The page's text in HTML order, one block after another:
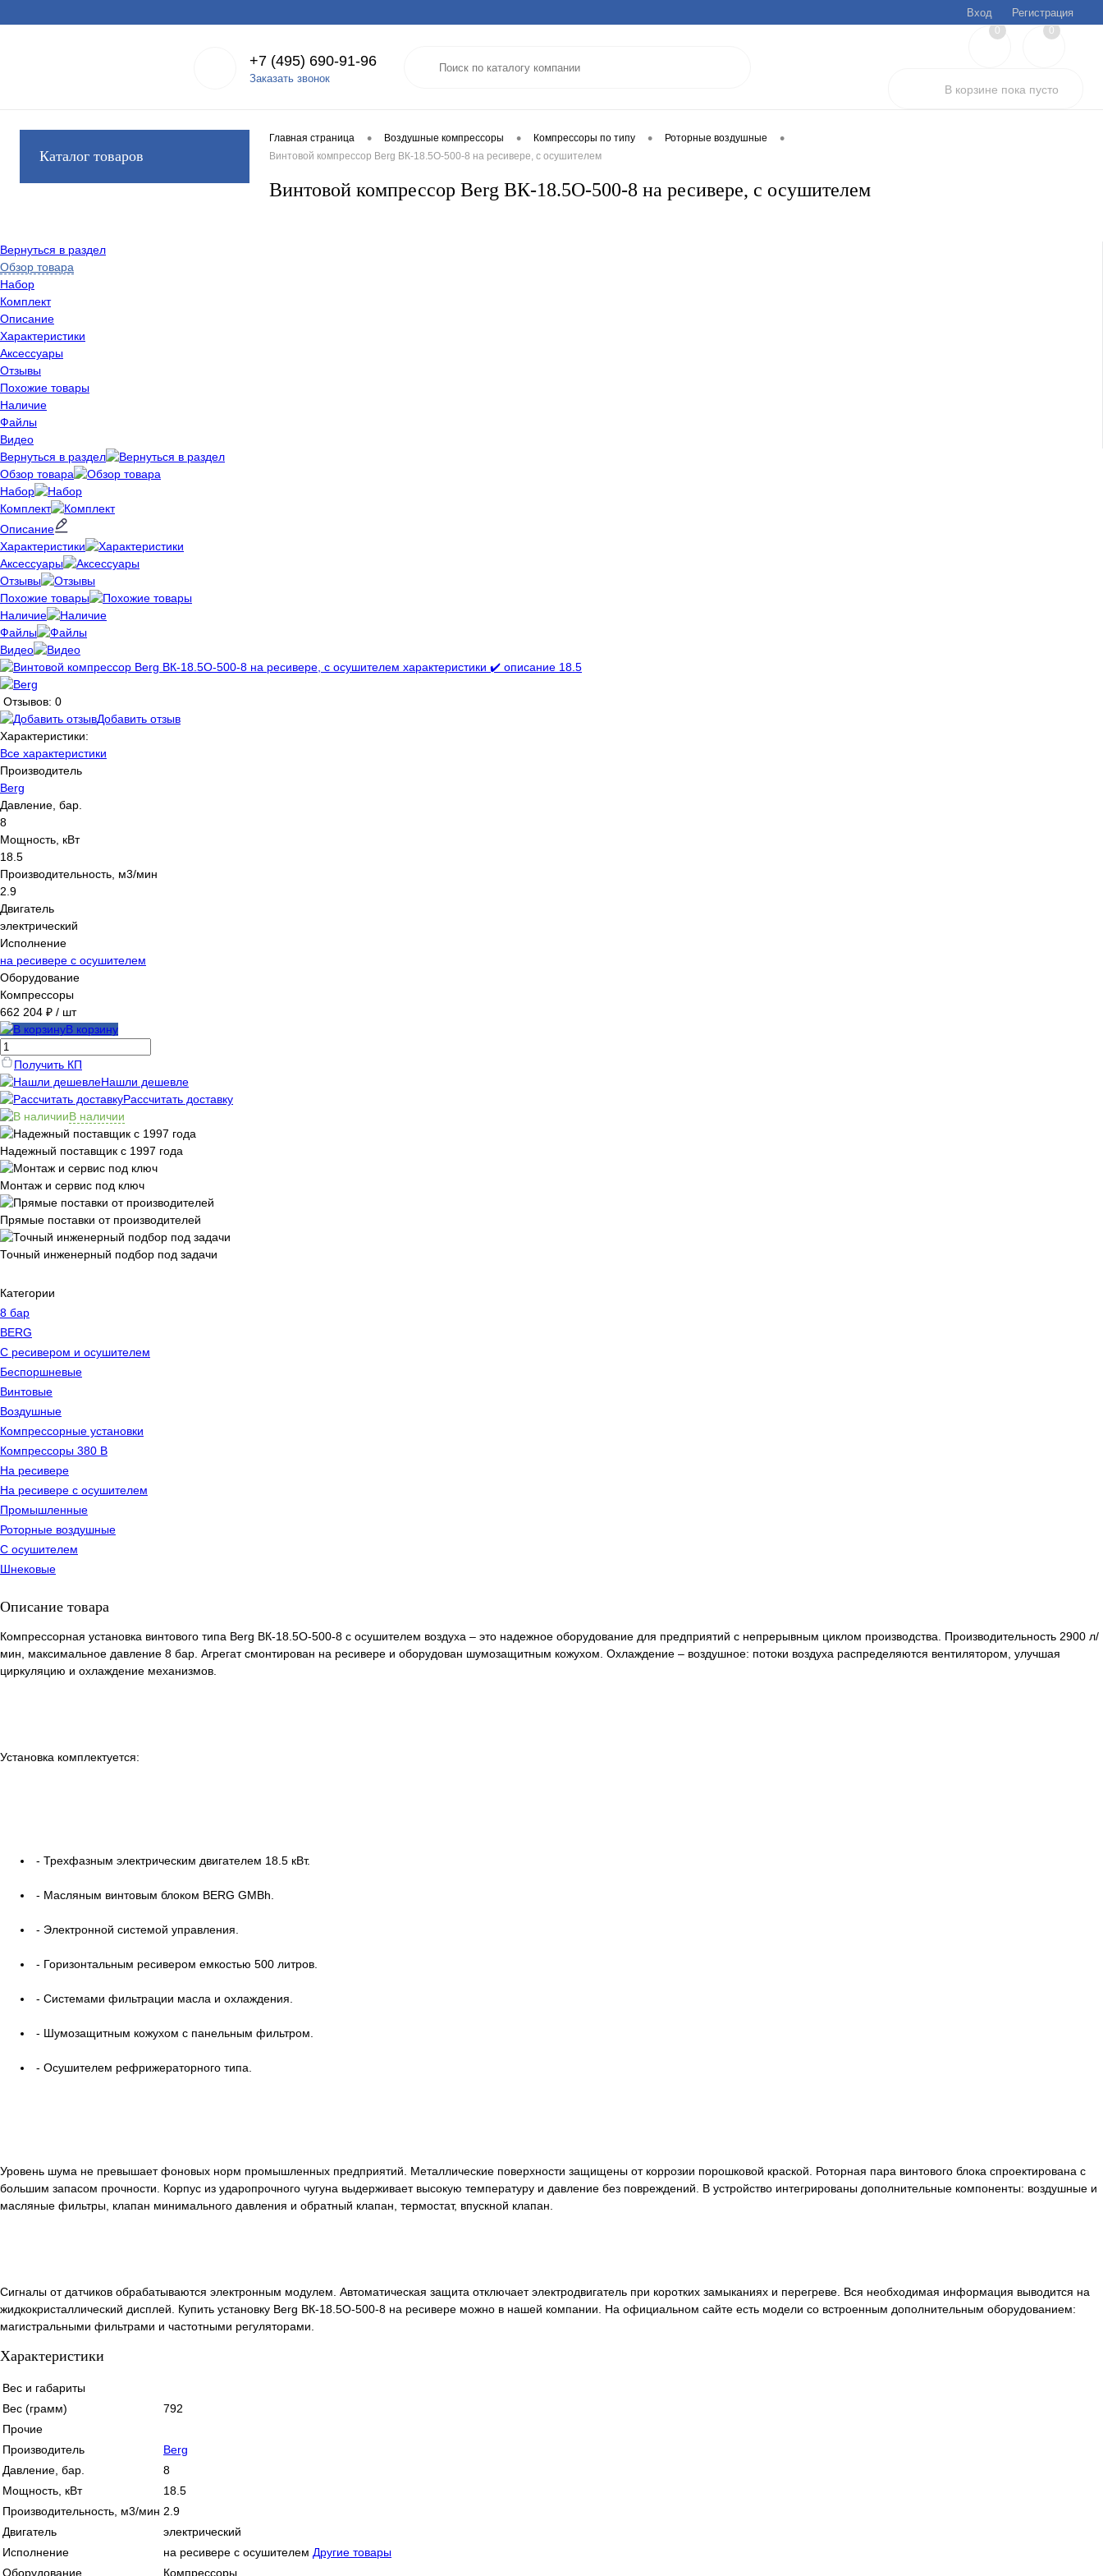
Вход Регистрация
+7 (495) 690-91-96
Заказать звонок
0 0
В корзине пока пусто
Каталог товаров
Главная страница • Воздушные компрессоры • Компрессоры по типу • Роторные воздушные •
Винтовой компрессор Berg ВК-18.5О-500-8 на ресивере, с осушителем
Винтовой компрессор Berg ВК-18.5О-500-8 на ресивере, с осушителем
Вернуться в раздел
Обзор товара
Набор
Комплект
Описание
Характеристики
Аксессуары
Отзывы
Похожие товары
Наличие
Файлы
Видео
Вернуться в раздел
Обзор товара
Набор
Комплект
Описание
Характеристики
Аксессуары
Отзывы
Похожие товары
Наличие
Файлы
Видео
Отзывов: 0
Добавить отзыв
Характеристики:
Все характеристики
Производитель
Berg
Давление, бар.
8
Мощность, кВт
18.5
Производительность, м3/мин
2.9
Двигатель
электрический
Исполнение
на ресивере с осушителем
Оборудование
Компрессоры
662 204 ₽ / шт
В корзину
Получить КП
Нашли дешевле
Рассчитать доставку
В наличии
Надежный поставщик с 1997 года
Монтаж и сервис под ключ
Прямые поставки от производителей
Точный инженерный подбор под задачи
Категории
8 бар
BERG
C ресивером и осушителем
Беспоршневые
Винтовые
Воздушные
Компрессорные установки
Компрессоры 380 В
На ресивере
На ресивере с осушителем
Промышленные
Роторные воздушные
С осушителем
Шнековые
Описание товара
Компрессорная установка винтового типа Berg ВК-18.5О-500-8 с осушителем воздуха – это надежное оборудование для предприятий с непрерывным циклом производства. Производительность 2900 л/
мин, максимальное давление 8 бар. Агрегат смонтирован на ресивере и оборудован шумозащитным кожухом. Охлаждение – воздушное: потоки воздуха распределяются вентилятором, улучшая
циркуляцию и охлаждение механизмов.
Установка комплектуется:
- Трехфазным электрическим двигателем 18.5 кВт.
- Масляным винтовым блоком BERG GMBh.
- Электронной системой управления.
- Горизонтальным ресивером емкостью 500 литров.
- Системами фильтрации масла и охлаждения.
- Шумозащитным кожухом с панельным фильтром.
- Осушителем рефрижераторного типа.
Уровень шума не превышает фоновых норм промышленных предприятий. Металлические поверхности защищены от коррозии порошковой краской. Роторная пара винтового блока спроектирована с
большим запасом прочности. Корпус из ударопрочного чугуна выдерживает высокую температуру и давление без повреждений. В устройство интегрированы дополнительные компоненты: воздушные и
масляные фильтры, клапан минимального давления и обратный клапан, термостат, впускной клапан.
Сигналы от датчиков обрабатываются электронным модулем. Автоматическая защита отключает электродвигатель при коротких замыканиях и перегреве. Вся необходимая информация выводится на
жидкокристаллический дисплей. Купить установку Berg ВК-18.5О-500-8 на ресивере можно в нашей компании. На официальном сайте есть модели со встроенным дополнительным оборудованием:
магистральными фильтрами и частотными регуляторами.
Характеристики
Вес и габариты
Вес (грамм)
792
Прочие
Производитель
Berg
Давление, бар.
8
Мощность, кВт
18.5
Производительность, м3/мин 2.9
Двигатель
электрический
Исполнение
на ресивере с осушителем Другие товары
Оборудование
Компрессоры